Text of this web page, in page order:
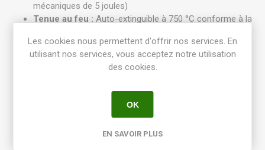
mécaniques de 5 joules)
Tenue au feu : Auto-extinguible à 750 °C conforme à la
Matériau : Polypropylène et SEBS (résistance aux UV et
agents chimiques)
Par vis
Passe-câbles à accès facile
(diamètre de 6 mm à 20 mm)
Les cookies nous permettent d'offrir nos services. En
utilisant nos services, vous acceptez notre utilisation
des cookies.
OK
EN SAVOIR PLUS